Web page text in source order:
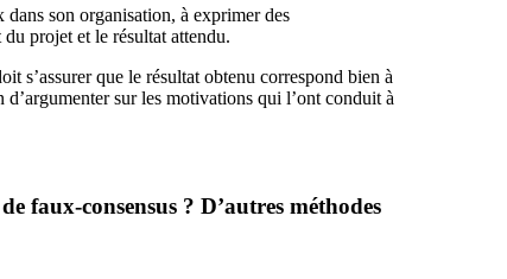
son organisation, à exprimer des
projet et le résultat attendu.
s’assurer que le résultat obtenu correspond bien à
sur les motivations qui l’ont conduit à
faux-consensus ? D’autres méthodes